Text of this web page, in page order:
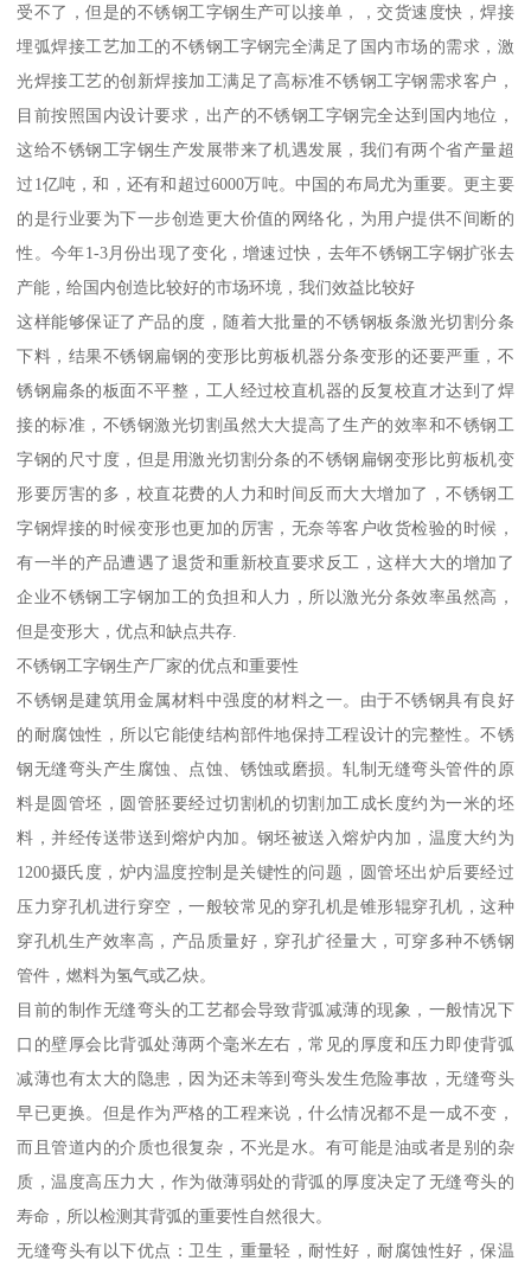
受不了，但是的不锈钢工字钢生产可以接单，，交货速度快，焊接
埋弧焊接工艺加工的不锈钢工字钢完全满足了国内市场的需求，激
光焊接工艺的创新焊接加工满足了高标准不锈钢工字钢需求客户，
目前按照国内设计要求，出产的不锈钢工字钢完全达到国内地位，
这给不锈钢工字钢生产发展带来了机遇发展，我们有两个省产量超
过1亿吨，和，还有和超过6000万吨。中国的布局尤为重要。更主要
的是行业要为下一步创造更大价值的网络化，为用户提供不间断的
性。今年1-3月份出现了变化，增速过快，去年不锈钢工字钢扩张去
产能，给国内创造比较好的市场环境，我们效益比较好
这样能够保证了产品的度，随着大批量的不锈钢板条激光切割分条
下料，结果不锈钢扁钢的变形比剪板机器分条变形的还要严重，不
锈钢扁条的板面不平整，工人经过校直机器的反复校直才达到了焊
接的标准，不锈钢激光切割虽然大大提高了生产的效率和不锈钢工
字钢的尺寸度，但是用激光切割分条的不锈钢扁钢变形比剪板机变
形要厉害的多，校直花费的人力和时间反而大大增加了，不锈钢工
字钢焊接的时候变形也更加的厉害，无奈等客户收货检验的时候，
有一半的产品遭遇了退货和重新校直要求反工，这样大大的增加了
企业不锈钢工字钢加工的负担和人力，所以激光分条效率虽然高，
但是变形大，优点和缺点共存.
不锈钢工字钢生产厂家的优点和重要性
不锈钢是建筑用金属材料中强度的材料之一。由于不锈钢具有良好
的耐腐蚀性，所以它能使结构部件地保持工程设计的完整性。不锈
钢无缝弯头产生腐蚀、点蚀、锈蚀或磨损。轧制无缝弯头管件的原
料是圆管坯，圆管胚要经过切割机的切割加工成长度约为一米的坯
料，并经传送带送到熔炉内加。钢坯被送入熔炉内加，温度大约为
1200摄氏度，炉内温度控制是关键性的问题，圆管坯出炉后要经过
压力穿孔机进行穿空，一般较常见的穿孔机是锥形辊穿孔机，这种
穿孔机生产效率高，产品质量好，穿孔扩径量大，可穿多种不锈钢
管件，燃料为氢气或乙炔。
目前的制作无缝弯头的工艺都会导致背弧减薄的现象，一般情况下
口的壁厚会比背弧处薄两个毫米左右，常见的厚度和压力即使背弧
减薄也有太大的隐患，因为还未等到弯头发生危险事故，无缝弯头
早已更换。但是作为严格的工程来说，什么情况都不是一成不变，
而且管道内的介质也很复杂，不光是水。有可能是油或者是别的杂
质，温度高压力大，作为做薄弱处的背弧的厚度决定了无缝弯头的
寿命，所以检测其背弧的重要性自然很大。
无缝弯头有以下优点：卫生，重量轻，耐性好，耐腐蚀性好，保温